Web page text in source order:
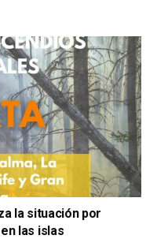
la situación por
las islas